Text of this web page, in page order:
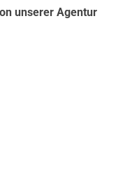
unserer Agentur